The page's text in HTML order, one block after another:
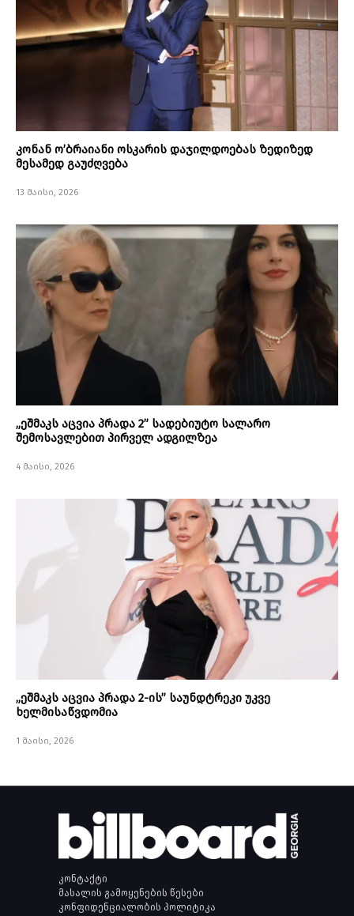
კონან ო’ბრაიანი ოსკარის დაჯილდოებას ზედიზედ
მესამედ გაუძღვება
13 მაისი, 2026
„ეშმაკს აცვია პრადა 2” სადებიუტო სალარო
შემოსავლებით პირველ ადგილზეა
4 მაისი, 2026
„ეშმაკს აცვია პრადა 2-ის” საუნდტრეკი უკვე
ხელმისაწვდომია
1 მაისი, 2026
კონტაქტი
მასალის გამოყენების წესები
კონფიდენციალობის პოლიტიკა